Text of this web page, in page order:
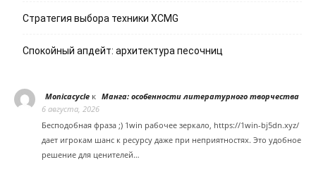
Стратегия выбора техники XCMG
Спокойный апдейт: архитектура песочниц
Monicacycle к Манга: особенности литературного творчества
6 августа, 2026
Бесподобная фраза ;) 1win рабочее зеркало, https://1win-bj5dn.xyz/
дает игрокам шанс к ресурсу даже при неприятностях. Это удобное
решение для ценителей…